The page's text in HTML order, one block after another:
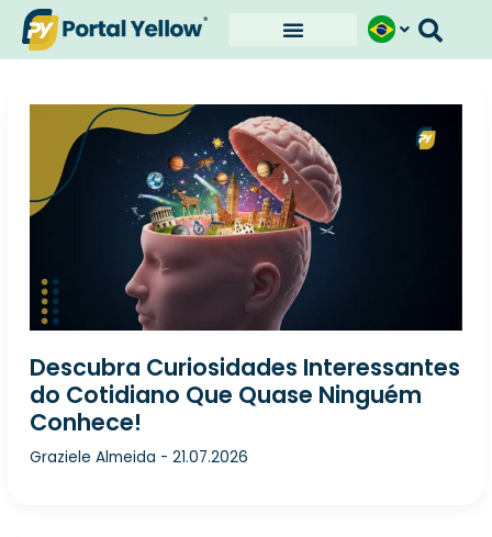
para
o
Descubra Curiosidades Interessantes
do Cotidiano Que Quase Ninguém
Conhece!
Graziele Almeida -21.07.2026